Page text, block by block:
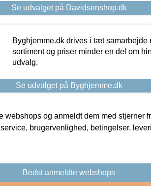
Se udvalget på Davidsenshop.dk
Byghjemme.dk drives i tæt samarbejde
sortiment og priser minder en del om
udvalg.
Se udvalget på Byghjemme.dk
og anmeldt dem med stjerner
brugervenlighed, betingelser,
Bedst anmeldte webshops